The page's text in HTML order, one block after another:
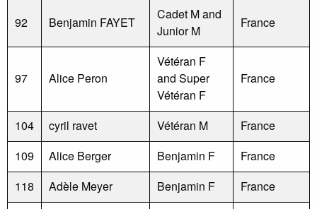
92 Benjamin FAYET
Cadet M and
Junior M
France
97 Alice Peron
Vétéran F
and Super
Vétéran F
France
104 cyril ravet Vétéran M
France
109
Alice Berger Benjamin F
France
118
Adèle Meyer Benjamin F France